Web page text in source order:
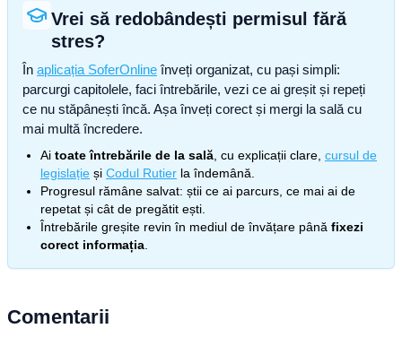
Vrei să redobândești permisul fără
stres?
În aplicația SoferOnline înveți organizat, cu pași simpli:
parcurgi capitolele, faci întrebările, vezi ce ai greșit și repeți
ce nu stăpânești încă. Așa înveți corect și mergi la sală cu
mai multă încredere.
Ai toate întrebările de la sală , cu explicații clare, cursul de
legislație și Codul Rutier la îndemână.
Progresul rămâne salvat: știi ce ai parcurs, ce mai ai de
repetat și cât de pregătit ești.
Întrebările greșite revin în mediul de învățare până fixezi
corect informația
Comentarii